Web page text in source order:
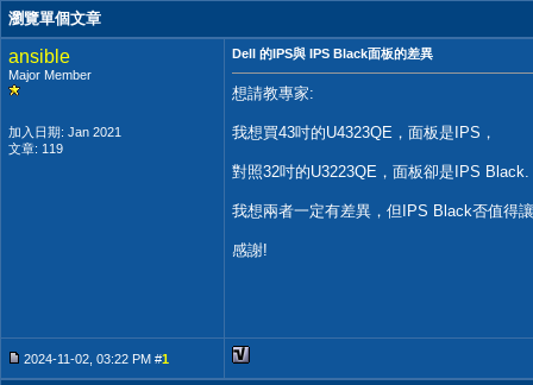
瀏覽單個文章
ansible
Major Member
加入日期: Jan 2021
文章: 119
Dell 的IPS與 IPS Black面板的差異
想請教專家:
我想買43吋的U4323QE，面板是IPS，
對照32吋的U3223QE，面板卻是IPS Black.
我想兩者一定有差異，但IPS Black否值得
感謝!
2024-11-02, 03:22 PM #1